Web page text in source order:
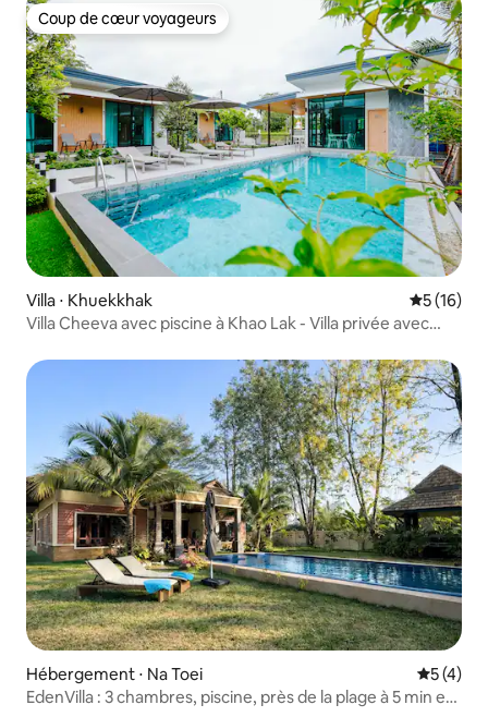
Coup de cœur voyageurs
Coup de cœur voyageurs
Villa ⋅ Khuekkhak
5 (16)
Villa Cheeva avec piscine à Khao Lak - Villa privée avec
Hébergement ⋅ Na Toei
5 (4)
EdenVilla : 3 chambres, piscine, près de la plage à 5 min en